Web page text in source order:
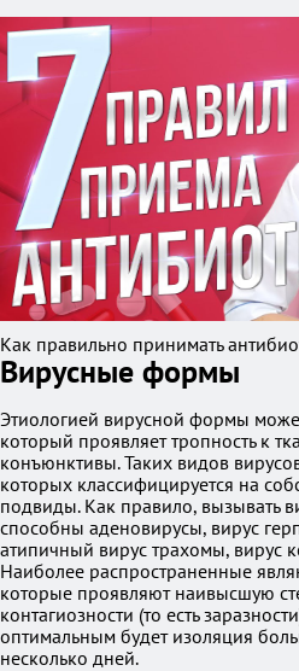
Как правильно принимать
Вирусные формы
Этиологией вирусной формы
который проявляет тропность к
конъюнктивы. Таких видов
которых классифицируется на
подвиды. Как правило, вызывать
способны аденовирусы, вирус
атипичный вирус трахомы, вирус
Наиболее распространенные
которые проявляют наивысшую
контагиозности (то есть
оптимальным будет изоляция
несколько дней.